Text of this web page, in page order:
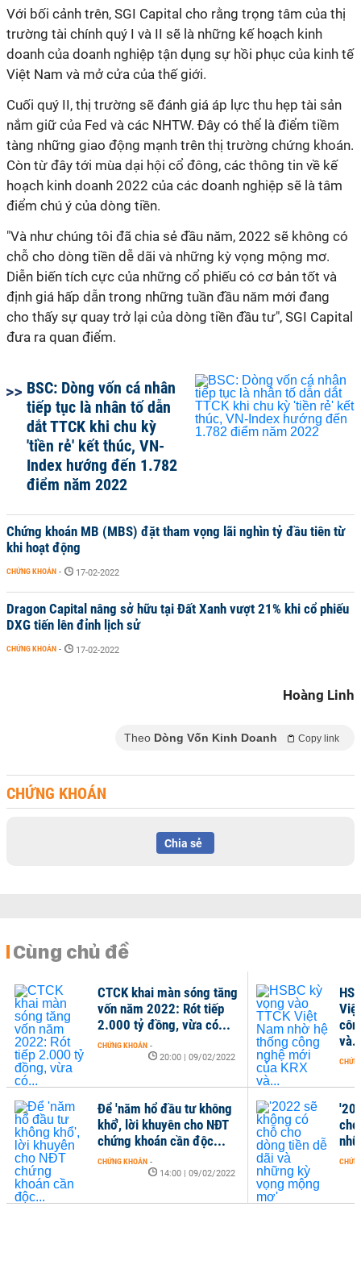
Với bối cảnh trên, SGI Capital cho rằng trọng tâm của thị
trường tài chính quý I và II sẽ là những kế hoạch kinh
doanh của doanh nghiệp tận dụng sự hồi phục của kinh tế
Việt Nam và mở cửa của thế giới.
Cuối quý II, thị trường sẽ đánh giá áp lực thu hẹp tài sản
nắm giữ của Fed và các NHTW. Đây có thể là điểm tiềm
tàng những giao động mạnh trên thị trường chứng khoán.
Còn từ đây tới mùa dại hội cổ đông, các thông tin về kế
hoạch kinh doanh 2022 của các doanh nghiệp sẽ là tâm
điểm chú ý của dòng tiền.
"Và như chúng tôi đã chia sẻ đầu năm, 2022 sẽ không có
chỗ cho dòng tiền dễ dãi và những kỳ vọng mộng mơ.
Diễn biến tích cực của những cổ phiếu có cơ bản tốt và
định giá hấp dẫn trong những tuần đầu năm mới đang
cho thấy sự quay trở lại của dòng tiền đầu tư", SGI Capital
đưa ra quan điểm.
BSC: Dòng vốn cá nhân
tiếp tục là nhân tố dẫn
dắt TTCK khi chu kỳ
'tiền rẻ' kết thúc, VN-
Index hướng đến 1.782
điểm năm 2022
Chứng khoán MB (MBS) đặt tham vọng lãi nghìn tỷ đầu tiên từ
khi hoạt động
CHỨNG KHOÁN - 17-02-2022
Dragon Capital nâng sở hữu tại Đất Xanh vượt 21% khi cổ phiếu
DXG tiến lên đỉnh lịch sử
CHỨNG KHOÁN - 17-02-2022
Hoàng Linh
Theo Dòng Vốn Kinh Doanh Copy link
CHỨNG KHOÁN
Chia sẻ
Cùng chủ đề
CTCK khai màn sóng tăng
vốn năm 2022: Rót tiếp
2.000 tỷ đồng, vừa có...
CHỨNG KHOÁN -
20:00 | 09/02/2022
Để 'năm hổ đầu tư không
khổ', lời khuyên cho NĐT
chứng khoán cần độc...
CHỨNG KHOÁN -
14:00 | 09/02/2022